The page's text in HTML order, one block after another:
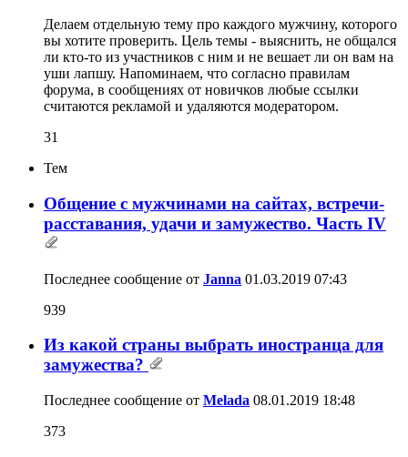
Делаем отдельную тему про каждого мужчину, которого
вы хотите проверить. Цель темы - выяснить, не общался
ли кто-то из участников с ним и не вешает ли он вам на
уши лапшу. Напоминаем, что согласно правилам
форума, в сообщениях от новичков любые ссылки
считаются рекламой и удаляются модератором.
31
Тем
Общение с мужчинами на сайтах, встречи-
расставания, удачи и замужество. Часть IV
Последнее сообщение от Janna 01.03.2019 07:43
939
Из какой страны выбрать иностранца для
замужества?
Последнее сообщение от Melada 08.01.2019 18:48
373